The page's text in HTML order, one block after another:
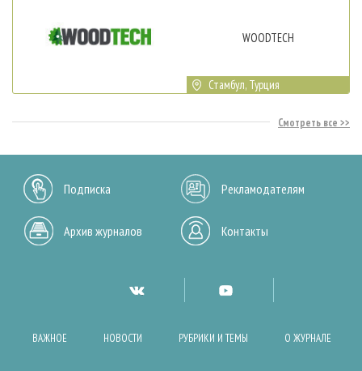
WOODTECH
Стамбул, Турция
Смотреть все
Подписка Рекламодателям
Архив журналов Контакты
ВАЖНОЕ НОВОСТИ РУБРИКИ И ТЕМЫ О ЖУРНАЛЕ